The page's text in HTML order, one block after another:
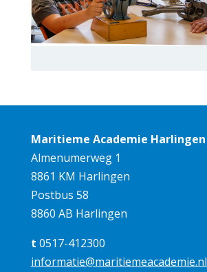
Maritieme Academie Harlingen
Almenumerweg 1
8861 KM Harlingen
Postbus 58
8860 AB Harlingen
t 0517-412300
informatie@maritiemeacademie.nl